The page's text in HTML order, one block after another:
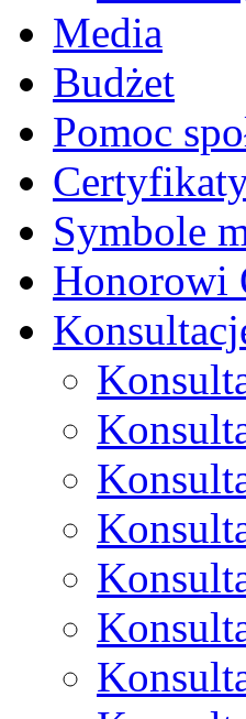
Media
Budżet
Pomoc
Symbole
Honorowi